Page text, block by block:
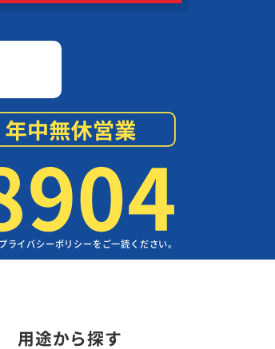
イバシーポリシーをご一読ください。
用途から探す